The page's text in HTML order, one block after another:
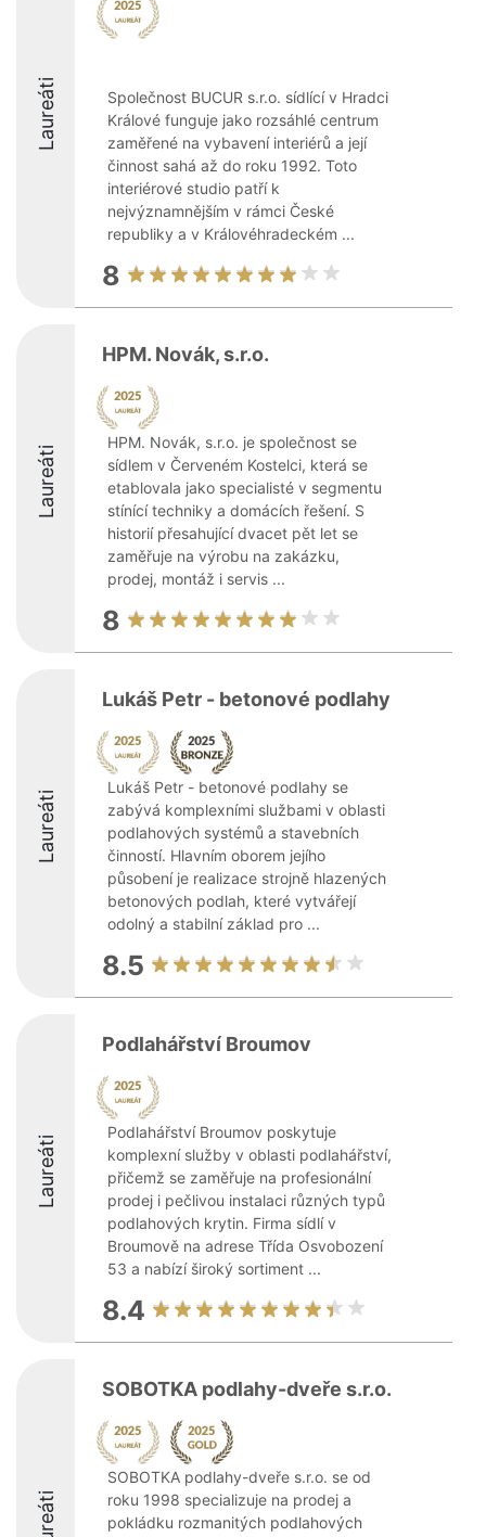
Laureáti
Společnost BUCUR s.r.o. sídlící v Hradci
Králové funguje jako rozsáhlé centrum
zaměřené na vybavení interiérů a její
činnost sahá až do roku 1992. Toto
interiérové studio patří k
nejvýznamnějším v rámci České
republiky a v Královéhradeckém ...
8
Laureáti
HPM. Novák, s.r.o.
HPM. Novák, s.r.o. je společnost se
sídlem v Červeném Kostelci, která se
etablovala jako specialisté v segmentu
stínící techniky a domácích řešení. S
historií přesahující dvacet pět let se
zaměřuje na výrobu na zakázku,
prodej, montáž i servis ...
8
Laureáti
Lukáš Petr - betonové podlahy
Lukáš Petr - betonové podlahy se
zabývá komplexními službami v oblasti
podlahových systémů a stavebních
činností. Hlavním oborem jejího
působení je realizace strojně hlazených
betonových podlah, které vytvářejí
odolný a stabilní základ pro ...
8.5
Laureáti
Podlahářství Broumov
Podlahářství Broumov poskytuje
komplexní služby v oblasti podlahářství,
přičemž se zaměřuje na profesionální
prodej i pečlivou instalaci různých typů
podlahových krytin. Firma sídlí v
Broumově na adrese Třída Osvobození
53 a nabízí široký sortiment ...
8.4
SOBOTKA podlahy-dveře s.r.o.
SOBOTKA podlahy-dveře s.r.o. se od
roku 1998 specializuje na prodej a
pokládku rozmanitých podlahových